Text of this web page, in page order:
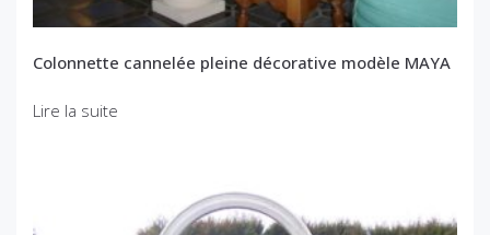
Colonnette cannelée pleine décorative modèle MAYA
Lire la suite